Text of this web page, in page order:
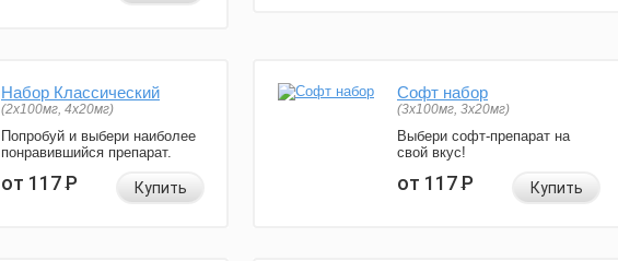
Набор Классический
(2x100мг, 4x20мг)
Попробуй и выбери наиболее
понравившийся препарат.
от 117Р Купить
Софт набор
(3x100мг, 3x20мг)
Выбери софт-препарат на
свой вкус!
от 117Р Купить